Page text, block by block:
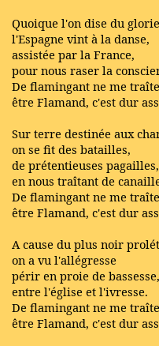
Quoique l'on dise du
l'Espagne vint à la danse,
assistée par la France,
pour nous raser la
De flamingant ne me
être Flamand, c'est dur
Sur terre destinée aux
on se fit des batailles,
de prétentieuses pagailles,
en nous traîtant de
De flamingant ne me
être Flamand, c'est dur
A cause du plus noir
on a vu l'allégresse
périr en proie de bassesse,
entre l'église et l'ivresse.
De flamingant ne me
être Flamand, c'est dur